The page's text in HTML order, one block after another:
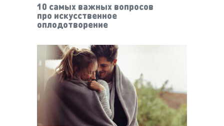
10 самых важных вопросов
про искусственное
оплодотворение